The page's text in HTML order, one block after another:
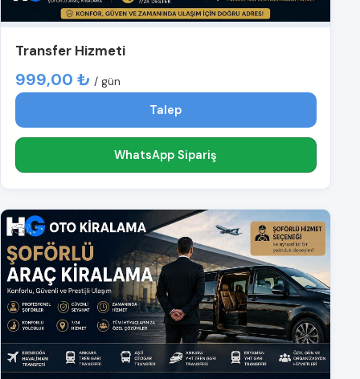
Transfer Hizmeti
999,00 ₺ / gün
Talep
WhatsApp Sipariş